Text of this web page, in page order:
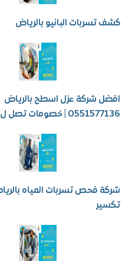
البانيو بالرياض
شركة عزل اسطح بالرياض
| خصومات تصل ل30%
فحص تسربات المياه بالرياض بدون